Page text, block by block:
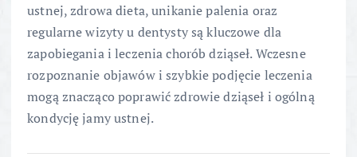
ustnej, zdrowa dieta, unikanie palenia oraz
regularne wizyty u dentysty są kluczowe dla
zapobiegania i leczenia chorób dziąseł. Wczesne
rozpoznanie objawów i szybkie podjęcie leczenia
mogą znacząco poprawić zdrowie dziąseł i ogólną
kondycję jamy ustnej.